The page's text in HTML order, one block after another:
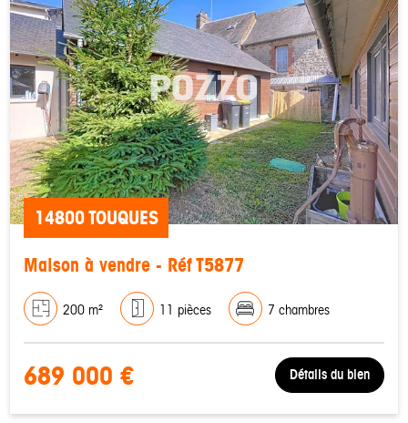
14800 TOUQUES
Maison à vendre - Réf T5877
200 m² 11 pièces 7 chambres
689 000 € Détails du bien